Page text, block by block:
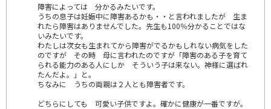
障害によっては 分かるみたいです。
うちの息子は妊娠中に障害あるかも・・と言われましたが 生ま
れたら障害はありませんでした。先生も100％分かることではな
いみたいです。
わたしは次女も生まれてから障害がでるかもしれない病気をした
のですが その時 母に言われたのですが「障害のある子を育て
られる能力のある人にしか そういう子は来ない。神様に選ばれ
たんだよ。」と。
ちなみに うちの両親は２人とも障害者です。
どちらにしても 可愛い子供ですよ。確かに健康が一番ですが。